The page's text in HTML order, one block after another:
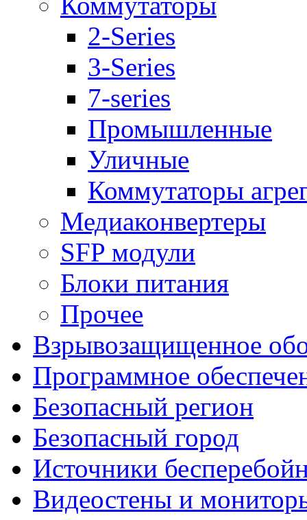
2-Series
3-Series
7-series
Промышленные
Уличные
Коммутаторы
Медиаконвертеры
SFP модули
Блоки питания
Прочее
Взрывозащищенное
Программное
Безопасный регион
Безопасный город
Источники
Видеостены и